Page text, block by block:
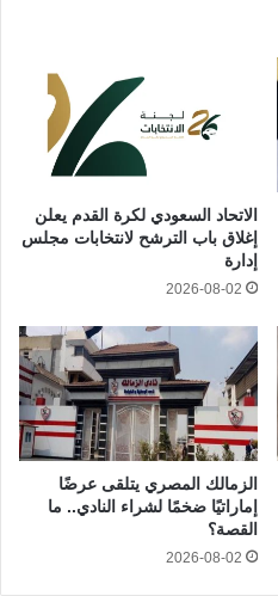
الاتحاد السعودي لكرة القدم يعلن
إغلاق باب الترشح لانتخابات مجلس
إدارة
2026-08-02
الزمالك المصري يتلقى عرضًا
إماراتيًا ضخمًا لشراء النادي.. ما
القصة؟
2026-08-02